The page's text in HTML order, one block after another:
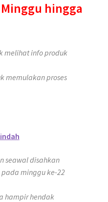
hingga
melihat info produk
memulakan proses
seawal disahkan
minggu ke-22
hampir hendak